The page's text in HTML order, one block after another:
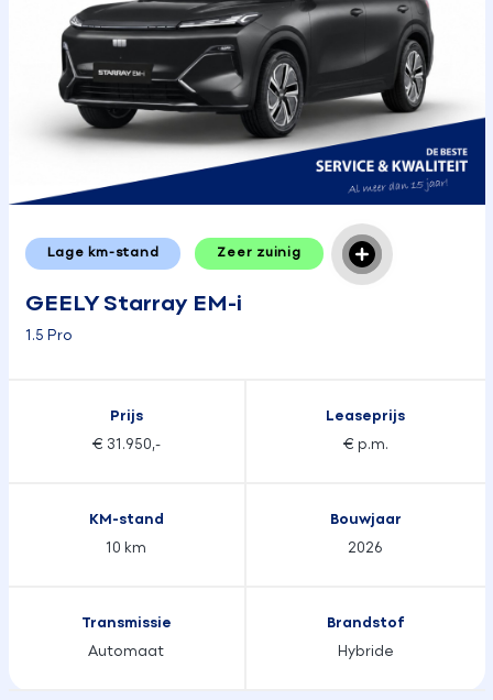
Lage km-stand Zeer zuinig
GEELY Starray EM-i
1.5 Pro
Prijs
€ 31.950,-
Leaseprijs
€ p.m.
KM-stand
10 km
Bouwjaar
2026
Transmissie
Automaat
Brandstof
Hybride